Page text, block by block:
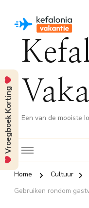
Een van de mooiste
Home
Cultuur
Gebruiken rondom
Vroegboek Korting